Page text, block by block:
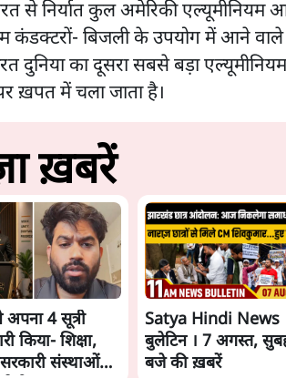
से निर्यात कुल अमेरिकी
कंडक्टरों- बिजली के उपयोग में आने
दुनिया का दूसरा सबसे बड़ा
ख़पत में चला जाता है।
ख़बरें
अपना 4 सूत्री
किया- शिक्षा,
सरकारी संस्थाओं
Satya Hindi News
बुलेटिन । 7 अगस्त,
बजे की ख़बरें